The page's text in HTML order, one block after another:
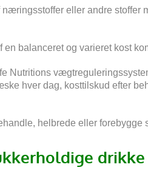
næringsstoffer eller andre
balanceret og varieret kost
Nutritions
hver dag, kosttilskud efter
helbrede eller forebygge
drikke